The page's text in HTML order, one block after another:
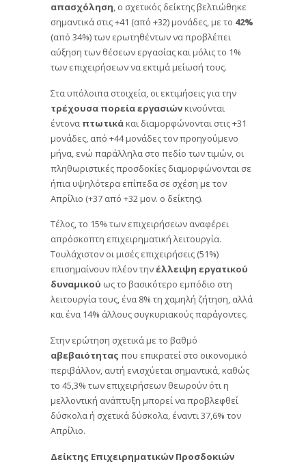
απασχόληση, ο σχετικός δείκτης βελτιώθηκε
σημαντικά στις +41 (από +32) μονάδες, με το 42%
(από 34%) των ερωτηθέντων να προβλέπει
αύξηση των θέσεων εργασίας και μόλις το 1%
των επιχειρήσεων να εκτιμά μείωσή τους.
Στα υπόλοιπα στοιχεία, οι εκτιμήσεις για την
τρέχουσα πορεία εργασιώνκινούνται
έντονα πτωτικάκαι διαμορφώνονται στις +31
μονάδες, από +44 μονάδες τον προηγούμενο
μήνα, ενώ παράλληλα στο πεδίο των τιμών, οι
πληθωριστικές προσδοκίες διαμορφώνονται σε
ήπια υψηλότερα επίπεδα σε σχέση με τον
Απρίλιο (+37 από +32 μον. ο δείκτης).
Τέλος, το 15% των επιχειρήσεων αναφέρει
απρόσκοπτη επιχειρηματική λειτουργία.
Τουλάχιστον οι μισές επιχειρήσεις (51%)
επισημαίνουν πλέον τηνέλλειψη εργατικού
δυναμικού ως το βασικότερο εμπόδιο στη
λειτουργία τους, ένα 8% τη χαμηλή ζήτηση, αλλά
και ένα 14% άλλους συγκυριακούς παράγοντες.
Στην ερώτηση σχετικά με το βαθμό
αβεβαιότητας που επικρατεί στο οικονομικό
περιβάλλον, αυτή ενισχύεται σημαντικά, καθώς
το 45,3% των επιχειρήσεων θεωρούν ότι η
μελλοντική ανάπτυξη μπορεί να προβλεφθεί
δύσκολα ή σχετικά δύσκολα, έναντι 37,6% τον
Απρίλιο.
Δείκτης Επιχειρηματικών Προσδοκιών